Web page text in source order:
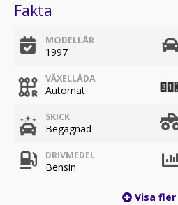
Fakta
MODELLÅR
1997
VÄXELLÅDA
Automat
SKICK
Begagnad
DRIVMEDEL
Bensin
Visa fler